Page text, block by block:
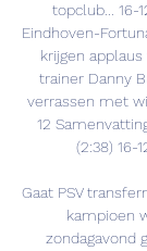
topclub... 16-
Eindhoven-
krijgen
trainer Danny
verrassen met
12
(2:38) 16-
Gaat PSV
kampioen
zondagavond